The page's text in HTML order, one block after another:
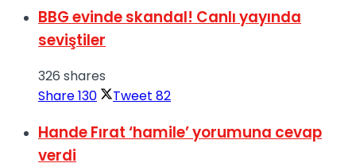
BBG evinde skandal! Canlı yayında
seviştiler
326 shares
Share130 Tweet 82
Hande Fırat ‘hamile’ yorumuna cevap
verdi